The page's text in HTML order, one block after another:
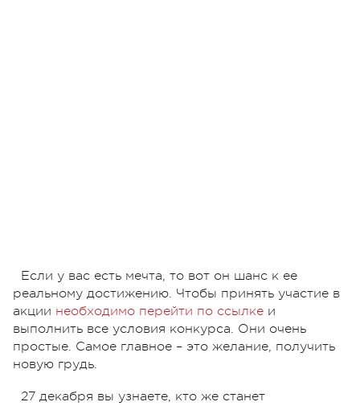
Если у вас есть мечта, то вот он шанс к ее
реальному достижению. Чтобы принять участие в
акции необходимо перейти по ссылке и
выполнить все условия конкурса. Они очень
простые. Самое главное – это желание, получить
новую грудь.
27 декабря вы узнаете, кто же станет